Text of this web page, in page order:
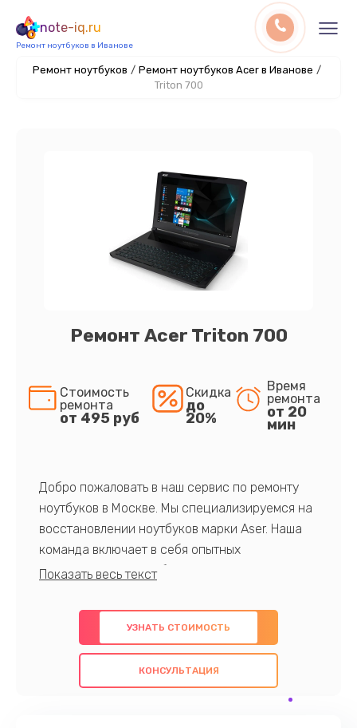
note-iq.ru
Ремонт ноутбуков в Иванове
Ремонт ноутбуков / Ремонт ноутбуков Acer в Иванове /
Triton 700
Ремонт Acer Triton 700
Стоимость
ремонта
от 495 руб
Скидка
до
20%
Время
ремонта
от 20
мин
Добро пожаловать в наш сервис по ремонту
ноутбуков в Москве. Мы специализируемся на
восстановлении ноутбуков марки Aser. Наша
команда включает в себя опытных
профессионалов с обширными знаниями и
предлагаем быстрый и качественный ремонт с
использованием оригинальных компонентов, а
также гарантируем качество всех
проведенных работ. Наша цель - предоставить
УЗНАТЬ СТОИМОСТЬ
КОНСУЛЬТАЦИЯ